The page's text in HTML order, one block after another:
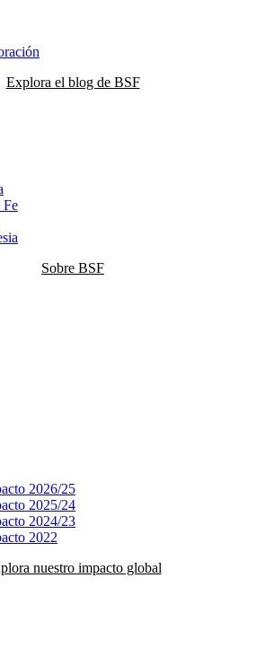
Explora el blog de BSF
Fe
Sobre BSF
2026/25
2025/24
2024/23
2022
nuestro impacto global